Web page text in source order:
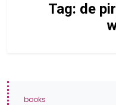
Tag: de
books